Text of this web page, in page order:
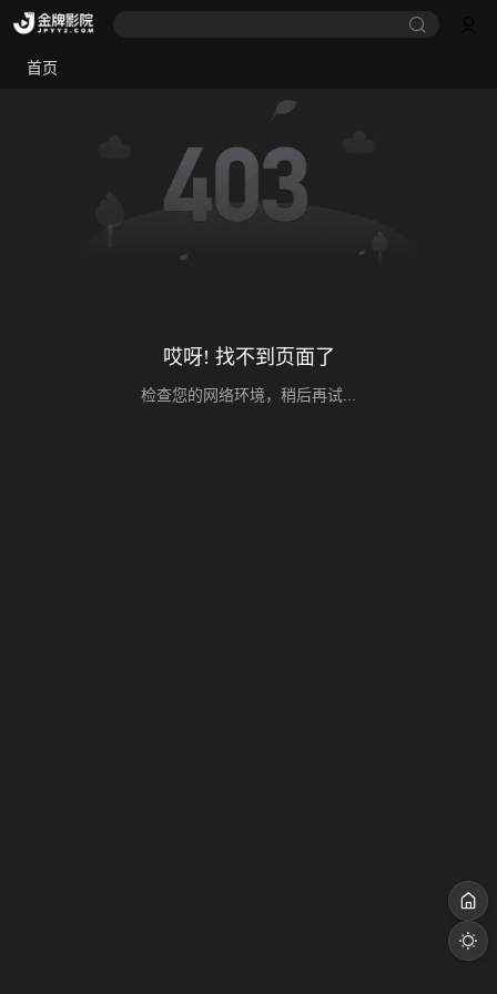
首页
哎呀! 找不到页面了
检查您的网络环境，稍后再试...